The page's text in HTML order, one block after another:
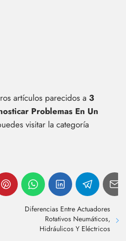
artículos parecidos a 3
Problemas En Un
visitar la categoría
Diferencias Entre Actuadores
Rotativos Neumáticos,
Hidráulicos Y Eléctricos